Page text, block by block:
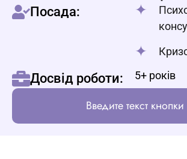
Посада:
Досвід роботи: 5+ років
Введите текст кнопки